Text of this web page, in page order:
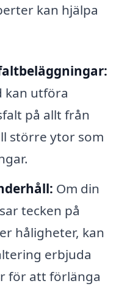
kan hjälpa
kan utföra
på allt från
större ytor som
Om din
tecken på
håligheter, kan
erbjuda
för att förlänga